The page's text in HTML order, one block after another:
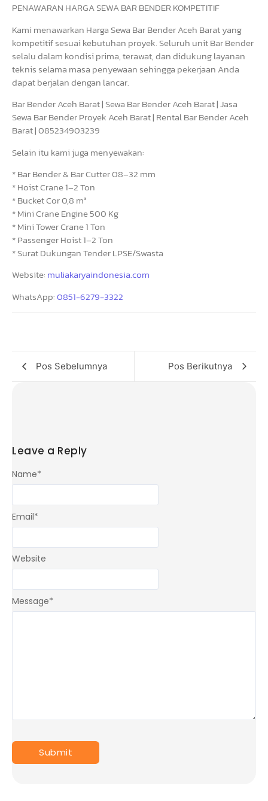
PENAWARAN HARGA SEWA BAR BENDER KOMPETITIF
Kami menawarkan Harga Sewa Bar Bender Aceh Barat yang
kompetitif sesuai kebutuhan proyek. Seluruh unit Bar Bender
selalu dalam kondisi prima, terawat, dan didukung layanan
teknis selama masa penyewaan sehingga pekerjaan Anda
dapat berjalan dengan lancar.
Bar Bender Aceh Barat | Sewa Bar Bender Aceh Barat | Jasa
Sewa Bar Bender Proyek Aceh Barat | Rental Bar Bender Aceh
Barat | 085234903239
Selain itu kami juga menyewakan:
* Bar Bender & Bar Cutter 08–32 mm
* Hoist Crane 1–2 Ton
* Bucket Cor 0,8 m³
* Mini Crane Engine 500 Kg
* Mini Tower Crane 1 Ton
* Passenger Hoist 1–2 Ton
* Surat Dukungan Tender LPSE/Swasta
Website: muliakaryaindonesia.com
WhatsApp:0851-6279-3322
Pos Sebelumnya Pos Berikutnya
Leave a Reply
Message*
Name*
Email*
Website